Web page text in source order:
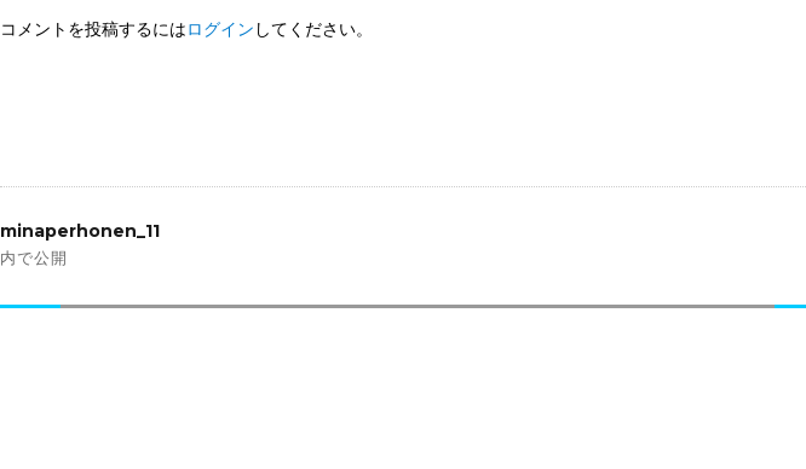
コメントを投稿するにはログイン してください。
稿
ナ
ゲ
minaperhonen_11
内で公開